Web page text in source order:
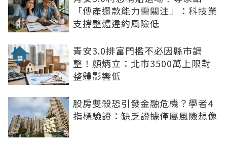
「傳產還款能力需關注」：科技業
支撐整體違約風險低
青安3.0排富門檻不必因縣市調
整！顏炳立：北市3500萬上限對
整體影響低
股房雙殺恐引發金融危機？學者4
指標驗證：缺乏證據僅屬風險想像